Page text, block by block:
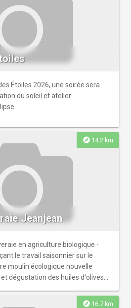
Étoiles 2026, une soirée sera
du soleil et atelier
explore 14.2 km
Jeanjean
en agriculture biologique -
le travail saisonnier sur le
moulin écologique nouvelle
dégustation des huiles d'olives
explore 16.7 km